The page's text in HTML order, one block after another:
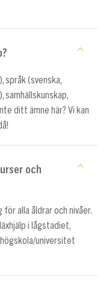
språk (svenska,
samhällskunskap,
ditt ämne här? Vi kan
och
för alla åldrar och nivåer.
i lågstadiet,
universitet